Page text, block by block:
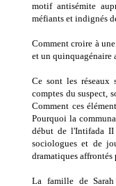
motif antisémite
méfiants et indignés
Comment croire à
et un quinquagénaire
Ce sont les
comptes du suspect,
Comment ces
Pourquoi la
début de l'Intifada
sociologues et de
dramatiques
La famille de